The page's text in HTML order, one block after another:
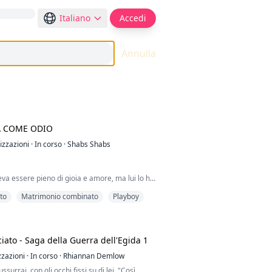
Italiano Accedi
Annulla
COME ODIO
·In corso ·Shabs Shabs
essere pieno di gioia e amore, ma lui lo ha
fare per meritare la sua rabbia. Mi ha
me, l'essenza stessa della mia esistenza.
crollato. La notte prima che ci unissimo per
Matrimonio combinato Playboy
- Saga della Guerra dell'Egida 1
·In corso · Rhiannan Demlow